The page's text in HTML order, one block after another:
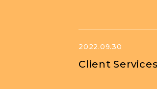
2022.09.30
Client Services